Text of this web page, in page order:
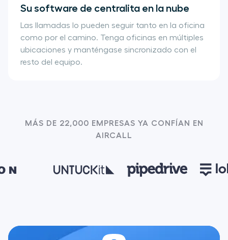
Su software de centralita en la nube
Las llamadas lo pueden seguir tanto en la oficina
como por el camino. Tenga oficinas en múltiples
ubicaciones y manténgase sincronizado con el
resto del equipo.
MÁS DE 22,000 EMPRESAS YA CONFÍAN EN
AIRCALL